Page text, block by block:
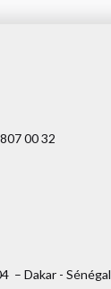
00 32
– Dakar - Sénégal